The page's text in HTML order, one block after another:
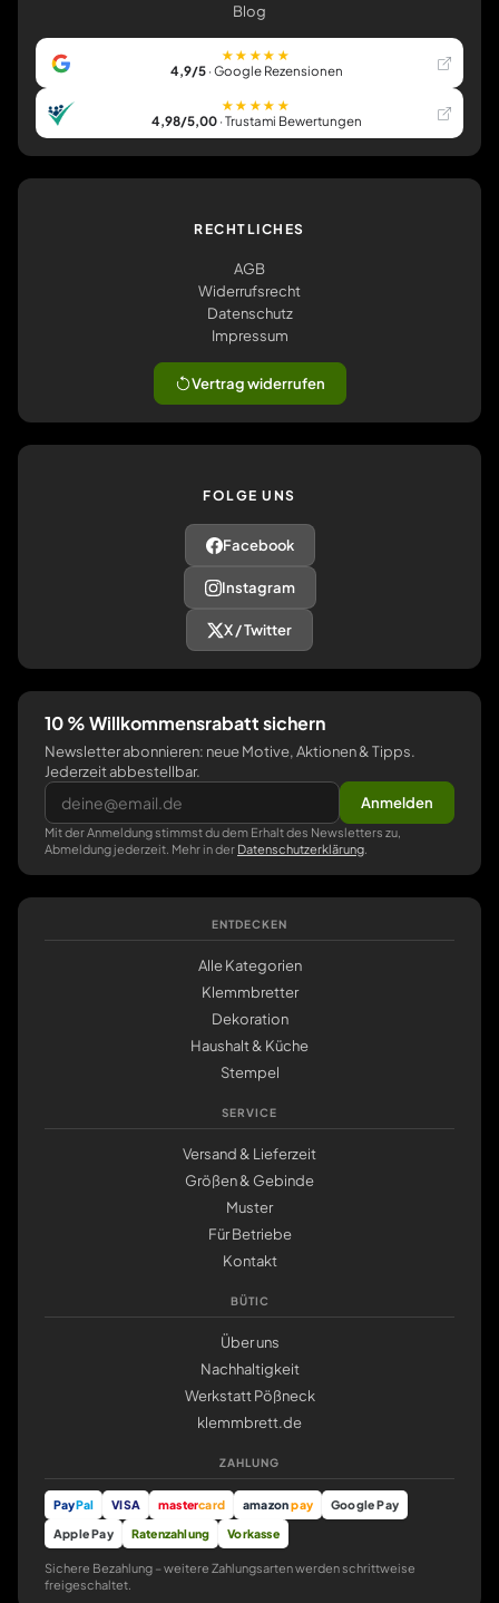
Blog
★★★★★
4,9/5· Google Rezensionen
★★★★★
4,98/5,00· Trustami Bewertungen
RECHTLICHES
AGB
Widerrufsrecht
Datenschutz
Impressum
Vertrag widerrufen
FOLGE UNS
Facebook
Instagram
X / Twitter
10 % Willkommensrabatt sichern
Newsletter abonnieren: neue Motive, Aktionen & Tipps.
Jederzeit abbestellbar.
Anmelden
Mit der Anmeldung stimmst du dem Erhalt des Newsletters zu,
Abmeldung jederzeit. Mehr in der Datenschutzerklärung
ENTDECKEN
Alle Kategorien
Klemmbretter
Dekoration
Haushalt & Küche
Stempel
SERVICE
Versand & Lieferzeit
Größen & Gebinde
Muster
Für Betriebe
Kontakt
BÜTIC
Über uns
Nachhaltigkeit
Werkstatt Pößneck
klemmbrett.de
ZAHLUNG
PayPal VISA mastercard amazonpay
Google Pay
Apple Pay
Ratenzahlung Vorkasse
Sichere Bezahlung – weitere Zahlungsarten werden schrittweise
freigeschaltet.